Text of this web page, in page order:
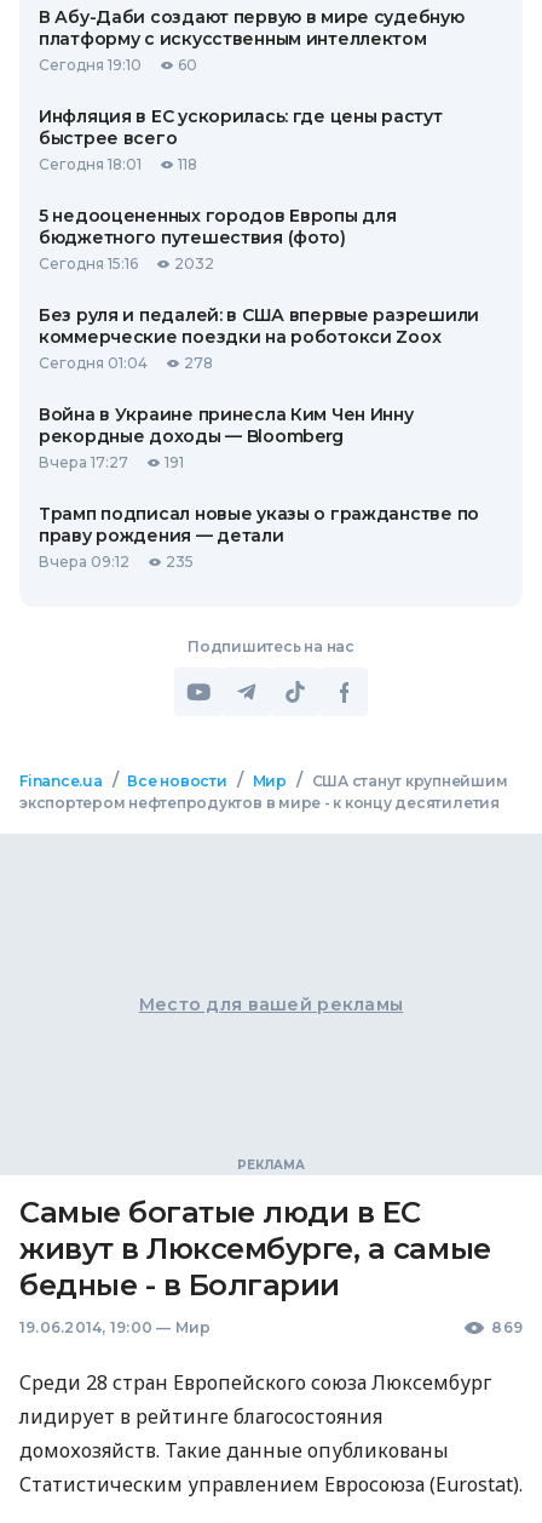
В Абу-Даби создают первую в мире судебную
платформу с искусственным интеллектом
Сегодня 19:10 60
Инфляция в ЕС ускорилась: где цены растут
быстрее всего
Сегодня 18:01 118
5 недооцененных городов Европы для
бюджетного путешествия (фото)
Сегодня 15:16 2032
Без руля и педалей: в США впервые разрешили
коммерческие поездки на роботокси Zoox
Сегодня 01:04 278
Война в Украине принесла Ким Чен Инну
рекордные доходы — Bloomberg
Вчера 17:27 191
Трамп подписал новые указы о гражданстве по
праву рождения — детали
Вчера 09:12 235
Подпишитесь на нас
Finance.ua / Все новости / Мир /
США станут крупнейшим
экспортером нефтепродуктов в мире - к концу десятилетия
Место для вашей рекламы
Самые богатые люди в ЕС
живут в Люксембурге, а самые
бедные - в Болгарии
19.06.2014, 19:00 — Мир 869
Среди 28 стран Европейского союза Люксембург
лидирует в рейтинге благосостояния
домохозяйств. Такие данные опубликованы
Статистическим управлением Евросоюза (Eurostat).